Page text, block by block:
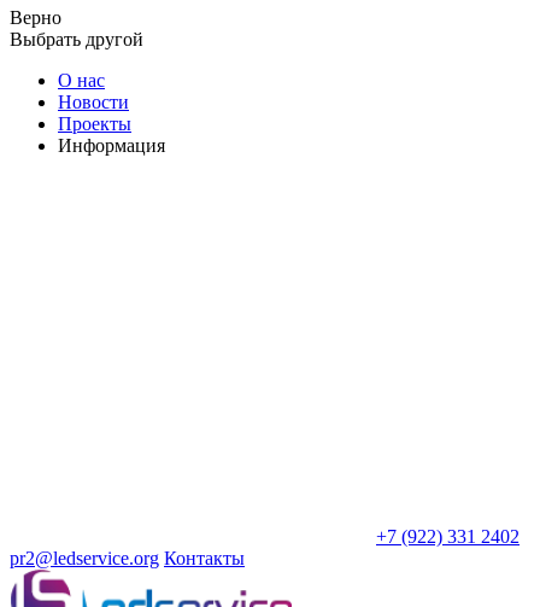
Верно
Выбрать другой
О нас
Новости
Проекты
Информация
+7 (922) 331 2402
pr2@ledservice.org Контакты